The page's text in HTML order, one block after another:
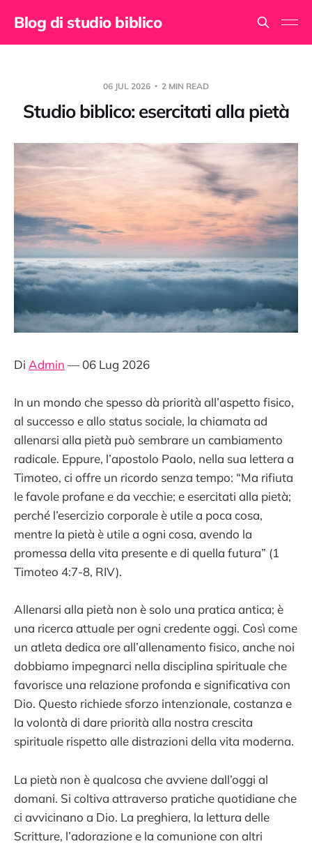
Blog di studio biblico
06 JUL 2026 2 MIN READ
Studio biblico: esercitati alla pietà
Di Admin — 06 Lug 2026
In un mondo che spesso dà priorità all’aspetto fisico,
al successo e allo status sociale, la chiamata ad
allenarsi alla pietà può sembrare un cambiamento
radicale. Eppure, l’apostolo Paolo, nella sua lettera a
Timoteo, ci offre un ricordo senza tempo: “Ma rifiuta
le favole profane e da vecchie; e esercitati alla pietà;
perché l’esercizio corporale è utile a poca cosa,
mentre la pietà è utile a ogni cosa, avendo la
promessa della vita presente e di quella futura” (1
Timoteo 4:7-8, RIV).
Allenarsi alla pietà non è solo una pratica antica; è
una ricerca attuale per ogni credente oggi. Così come
un atleta dedica ore all’allenamento fisico, anche noi
dobbiamo impegnarci nella disciplina spirituale che
favorisce una relazione profonda e significativa con
Dio. Questo richiede sforzo intenzionale, costanza e
la volontà di dare priorità alla nostra crescita
spirituale rispetto alle distrazioni della vita moderna.
La pietà non è qualcosa che avviene dall’oggi al
domani. Si coltiva attraverso pratiche quotidiane che
ci avvicinano a Dio. La preghiera, la lettura delle
Scritture, l’adorazione e la comunione con altri